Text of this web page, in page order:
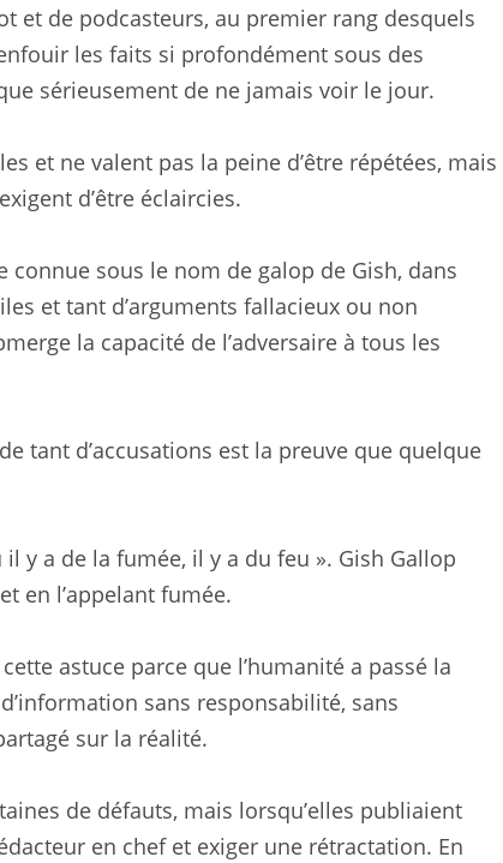
et de podcasteurs, au premier rang desquels
les faits si profondément sous des
sérieusement de ne jamais voir le jour.
et ne valent pas la peine d’être répétées, mais
d’être éclaircies.
sous le nom de galop de Gish, dans
et tant d’arguments fallacieux ou non
la capacité de l’adversaire à tous les
tant d’accusations est la preuve que quelque
y a de la fumée, il y a du feu ». Gish Gallop
en l’appelant fumée.
astuce parce que l’humanité a passé la
sans responsabilité, sans
sur la réalité.
de défauts, mais lorsqu’elles publiaient
en chef et exiger une rétractation. En